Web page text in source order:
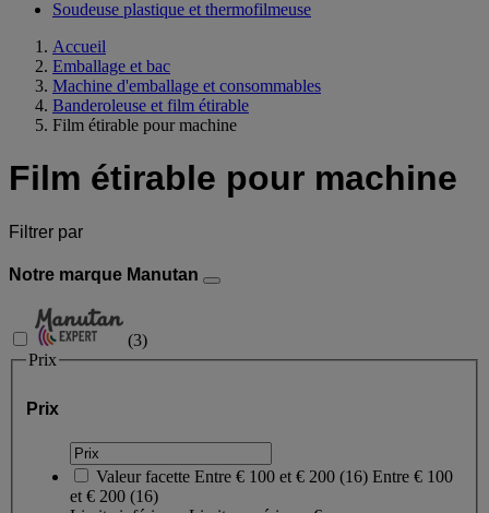
Soudeuse plastique et thermofilmeuse
Accueil
Emballage et bac
Machine d'emballage et consommables
Banderoleuse et film étirable
Film étirable pour machine
Film étirable pour machine
Filtrer par
Notre marque Manutan
(3)
Prix
Prix
Valeur facette Entre € 100 et € 200 (16) Entre € 100
et € 200 (16)